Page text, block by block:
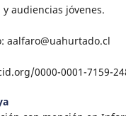
audiencias jóvenes.
aalfaro@uahurtado.cl
0000-0001-7159-